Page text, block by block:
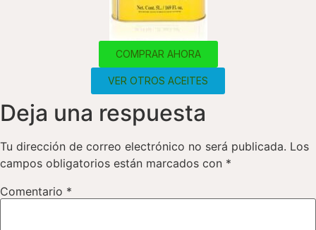
COMPRAR AHORA
VER OTROS ACEITES
Deja una respuesta
Tu dirección de correo electrónico no será publicada. Los
campos obligatorios están marcados con *
Comentario *